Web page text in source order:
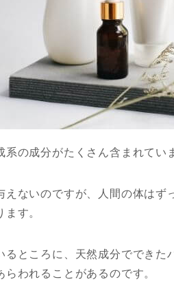
の成分がたくさん含まれてい
えないのですが、人間の体はず
す。
ところに、天然成分でできた
われることがあるのです。